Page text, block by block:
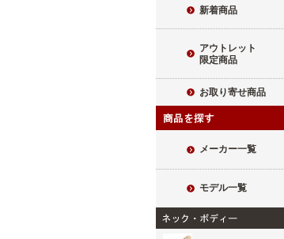
新着商品
アウトレット
限定商品
お取り寄せ商品
メーカー一覧
モデル一覧